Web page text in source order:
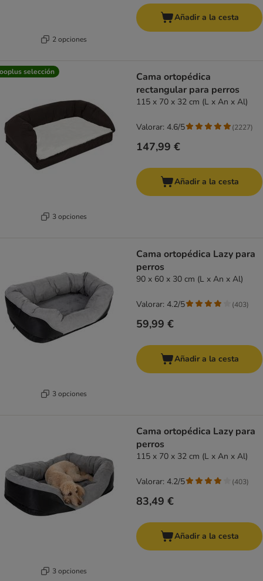
2 opciones
Añadir a la cesta
selección
3 opciones
Cama ortopédica
rectangular para perros
115 x 70 x 32 cm (L x An x Al)
147,99 €
Valorar: 4.6/5 (2227)
Añadir a la cesta
3 opciones
Cama ortopédica Lazy para
perros
90 x 60 x 30 cm (L x An x Al)
59,99 €
Valorar: 4.2/5 (403)
Añadir a la cesta
3 opciones
Cama ortopédica Lazy para
perros
115 x 70 x 32 cm (L x An x Al)
83,49 €
Valorar: 4.2/5 (403)
Añadir a la cesta